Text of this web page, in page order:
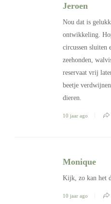
Jeroen
Nou dat is
ontwikkeling.
circussen sluiten
zeehonden,
reservaat vrij
beetje
dieren.
10 jaar ago
Monique
Kijk, zo kan het
10 jaar ago